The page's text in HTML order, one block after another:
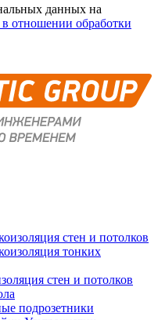
данных на
отношении обработки
стен и потолков
тонких
стен и потолков
подрозетники